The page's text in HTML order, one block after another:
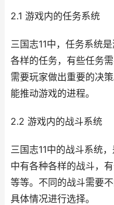
2.1 游戏内的任务系统
三国志11中，任务系统
各样的任务，有些任务
需要玩家做出重要的决
能推动游戏的进程。
2.2 游戏内的战斗系统
三国志11中的战斗系统
中有各种各样的战斗，
等等。不同的战斗需要
具体情况进行选择。